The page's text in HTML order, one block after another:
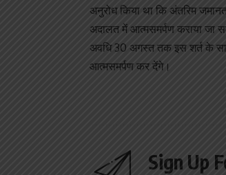
अनुरोध किया था कि अंतरिम
अदालत में आत्मसमर्पण कराया जा
अवधि 30 अगस्त तक इस शर्त के
आत्मसमर्पण कर देंगे।
Sign Up